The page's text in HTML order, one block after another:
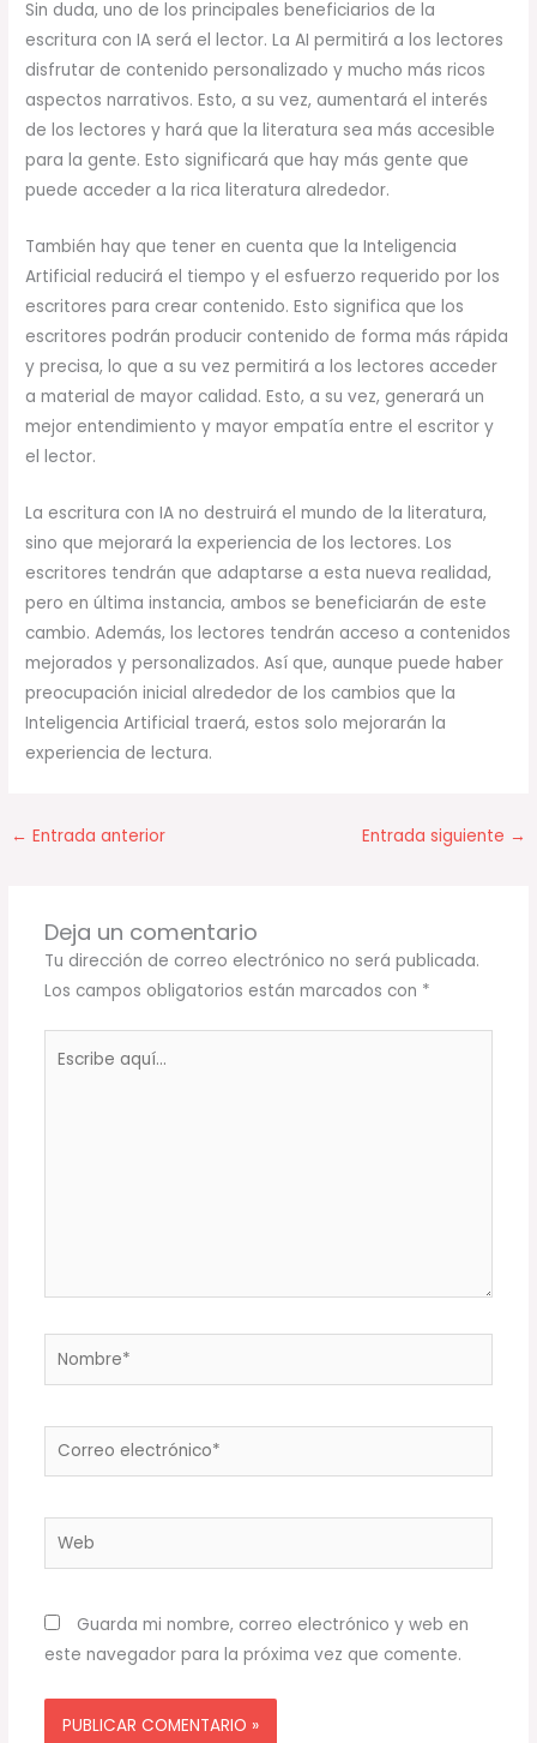
Sin duda, uno de los principales beneficiarios de la
escritura con IA será el lector. La AI permitirá a los lectores
disfrutar de contenido personalizado y mucho más ricos
aspectos narrativos. Esto, a su vez, aumentará el interés
de los lectores y hará que la literatura sea más accesible
para la gente. Esto significará que hay más gente que
puede acceder a la rica literatura alrededor.
También hay que tener en cuenta que la Inteligencia
Artificial reducirá el tiempo y el esfuerzo requerido por los
escritores para crear contenido. Esto significa que los
escritores podrán producir contenido de forma más rápida
y precisa, lo que a su vez permitirá a los lectores acceder
a material de mayor calidad. Esto, a su vez, generará un
mejor entendimiento y mayor empatía entre el escritor y
el lector.
La escritura con IA no destruirá el mundo de la literatura,
sino que mejorará la experiencia de los lectores. Los
escritores tendrán que adaptarse a esta nueva realidad,
pero en última instancia, ambos se beneficiarán de este
cambio. Además, los lectores tendrán acceso a contenidos
mejorados y personalizados. Así que, aunque puede haber
preocupación inicial alrededor de los cambios que la
Inteligencia Artificial traerá, estos solo mejorarán la
experiencia de lectura.
← Entrada anterior Entrada siguiente →
Deja un comentario
Tu dirección de correo electrónico no será publicada.
Los campos obligatorios están marcados con *
Nombre*
Correo
electrónico*
Web
Guarda mi nombre, correo electrónico y web en
este navegador para la próxima vez que comente.